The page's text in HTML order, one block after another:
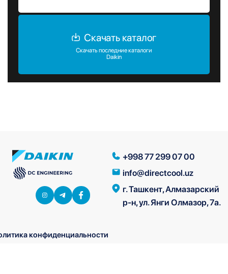
Скачать каталог
Скачать последние каталоги
Daikin
+998 77 299 07 00
info@directcool.uz
г. Ташкент, Алмазарский
р-н, ул. Янги Олмазор, 7а.
конфиденциальности